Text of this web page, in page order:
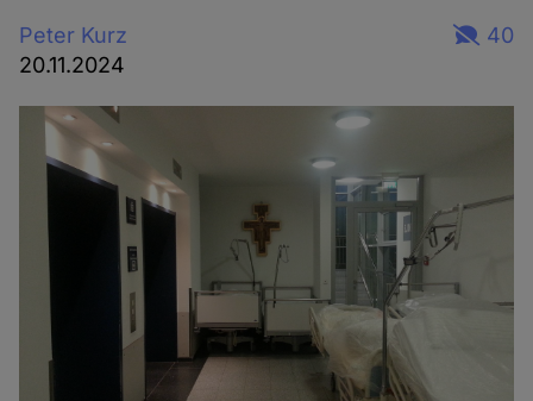
Peter Kurz
20.11.2024
40